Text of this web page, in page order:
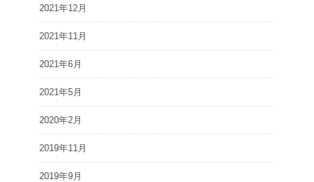
2021年12月
2021年11月
2021年6月
2021年5月
2020年2月
2019年11月
2019年9月